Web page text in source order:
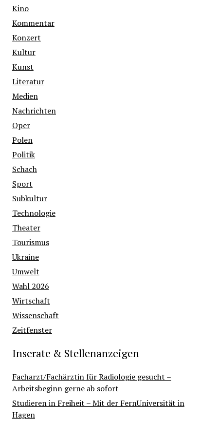
Kino
Kommentar
Konzert
Kultur
Kunst
Literatur
Medien
Nachrichten
Oper
Polen
Politik
Schach
Sport
Subkultur
Technologie
Theater
Tourismus
Ukraine
Umwelt
Wahl 2026
Wirtschaft
Wissenschaft
Zeitfenster
Inserate & Stellenanzeigen
Facharzt/Fachärztin für Radiologie gesucht –
Arbeitsbeginn gerne ab sofort
Studieren in Freiheit – Mit der FernUniversität in
Hagen